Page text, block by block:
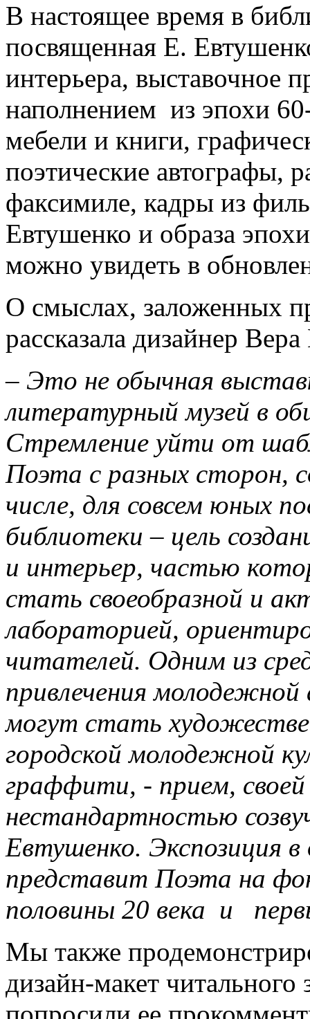
В настоящее время в
посвященная Е.
интерьера, выставочное
наполнением из эпохи
мебели и книги,
поэтические автографы,
факсимиле, кадры из
Евтушенко и образа
можно увидеть в
О смыслах, заложенных
рассказала дизайнер
– Это не обычная
литературный музей в
Стремление уйти от
Поэта с разных сторон,
числе, для совсем юных
библиотеки – цель
и интерьер, частью
стать своеобразной и
лабораторией,
читателей. Одним из
привлечения
могут стать
городской молодежной
граффити, - прием,
нестандартностью
Евтушенко. Экспозиция
представит Поэта на
половины 20 века и
Мы также
дизайн-макет